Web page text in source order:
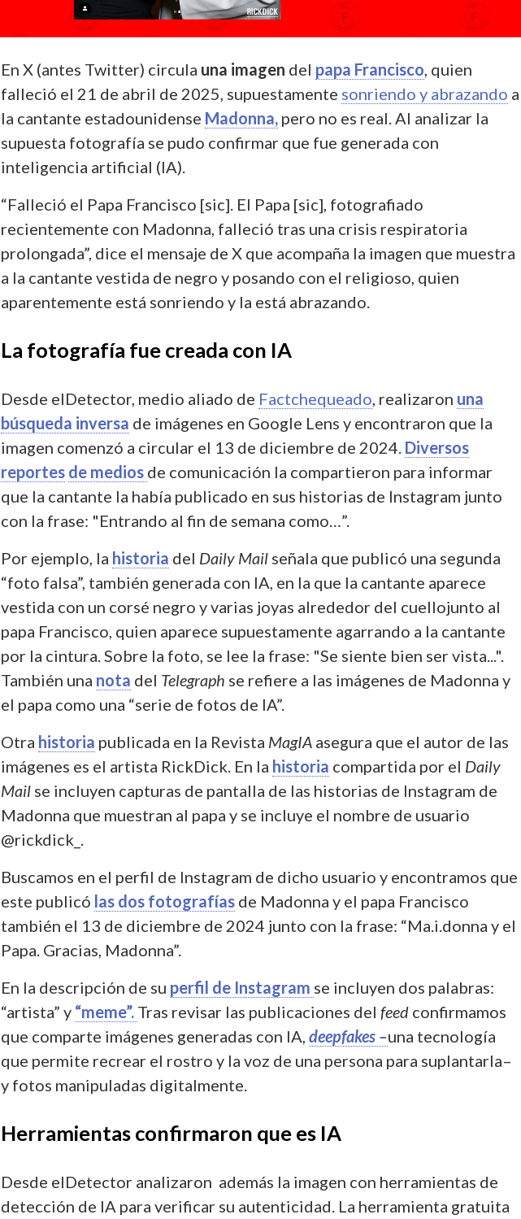
En X (antes Twitter) circula una imagen del papa Francisco , quien
falleció el 21 de abril de 2025, supuestamente sonriendo y abrazando a
la cantante estadounidense Madonna, pero no es real. Al analizar la
supuesta fotografía se pudo confirmar que fue generada con
inteligencia artificial (IA).
“Falleció el Papa Francisco [sic]. El Papa [sic], fotografiado
recientemente con Madonna, falleció tras una crisis respiratoria
prolongada”, dice el mensaje de X que acompaña la imagen que muestra
a la cantante vestida de negro y posando con el religioso, quien
aparentemente está sonriendo y la está abrazando.
La fotografía fue creada con IA
Desde elDetector, medio aliado de Factchequeado , realizaron una
búsqueda inversa de imágenes en Google Lens y encontraron que la
imagen comenzó a circular el 13 de diciembre de 2024. Diversos
reportes de medios de comunicación la compartieron para informar
que la cantante la había publicado en sus historias de Instagram junto
con la frase: "Entrando al fin de semana como…”.
Por ejemplo, la historia del Daily Mail señala que publicó una segunda
“foto falsa”, también generada con IA, en la que la cantante aparece
vestida con un corsé negro y varias joyas alrededor del cuellojunto al
papa Francisco, quien aparece supuestamente agarrando a la cantante
por la cintura. Sobre la foto, se lee la frase: "Se siente bien ser vista...".
También una nota del Telegraph se refiere a las imágenes de Madonna y
el papa como una “serie de fotos de IA”.
Otra historia publicada en la Revista MagIA asegura que el autor de las
imágenes es el artista RickDick. En la historia compartida por el Daily
Mail se incluyen capturas de pantalla de las historias de Instagram de
Madonna que muestran al papa y se incluye el nombre de usuario
@rickdick_.
Buscamos en el perfil de Instagram de dicho usuario y encontramos que
este publicó las dos fotografías de Madonna y el papa Francisco
también el 13 de diciembre de 2024 junto con la frase: “Ma.i.donna y el
Papa. Gracias, Madonna”.
En la descripción de su perfil de Instagram se incluyen dos palabras:
“artista” y “meme”. Tras revisar las publicaciones del feed confirmamos
que comparte imágenes generadas con IA, deepfakes –una tecnología
que permite recrear el rostro y la voz de una persona para suplantarla–
y fotos manipuladas digitalmente.
Herramientas confirmaron que es IA
Desde elDetector analizaron además la imagen con herramientas de
detección de IA para verificar su autenticidad. La herramienta gratuita